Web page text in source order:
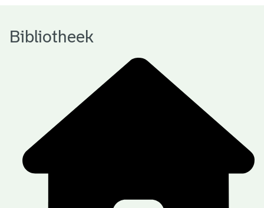
hBibliotheek